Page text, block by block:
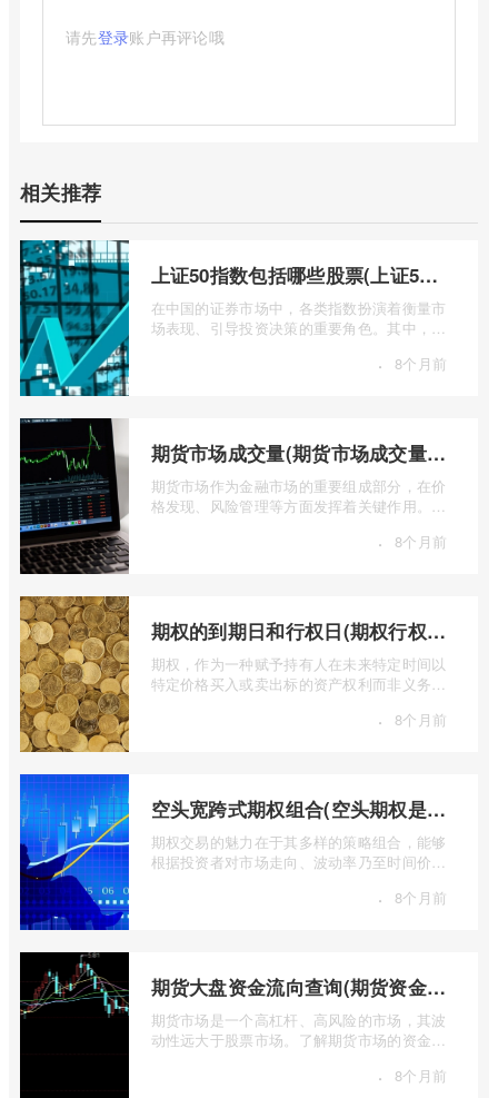
请先登录账户再评论哦
相关推荐
上证50指数包括哪些股票(上证50指数包含哪些股票)
在中国的证券市场中，各类指数扮演着衡量市
场表现、引导投资决策的重要角色。其中，上
· 8个月前
期货市场成交量(期货市场成交量萎缩)
期货市场作为金融市场的重要组成部分，在价
格发现、风险管理等方面发挥着关键作用。近
· 8个月前
期权的到期日和行权日(期权行权日到期虚值期权都将清零)
期权，作为一种赋予持有人在未来特定时间以
特定价格买入或卖出标的资产权利而非义务的
· 8个月前
空头宽跨式期权组合(空头期权是什么意思)
期权交易的魅力在于其多样的策略组合，能够
根据投资者对市场走向、波动率乃至时间价值
· 8个月前
期货大盘资金流向查询(期货资金流向查询)
期货市场是一个高杠杆、高风险的市场，其波
动性远大于股票市场。了解期货市场的资金流
· 8个月前